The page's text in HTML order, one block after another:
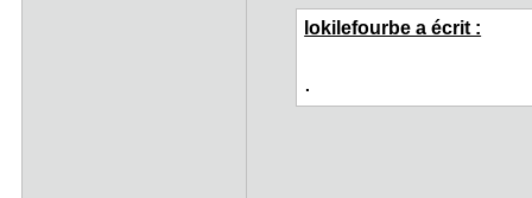
lokilefourbe a écrit :
.